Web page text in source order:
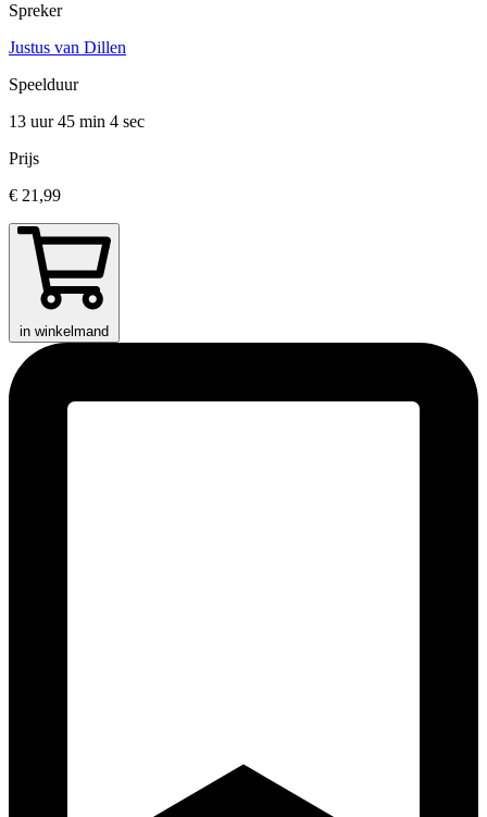
Spreker
Justus van Dillen
Speelduur
13 uur 45 min 4 sec
Prijs
€ 21,99
in winkelmand